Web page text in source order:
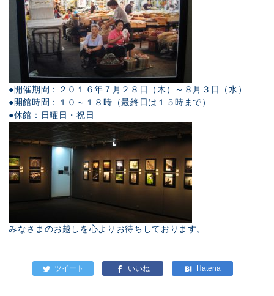
●開催期間：２０１６年７月２８日（木）～８月３日（水）
●開館時間：１０～１８時（最終日は１５時まで）
●休館：日曜日・祝日
みなさまのお越しを心よりお待ちしております。